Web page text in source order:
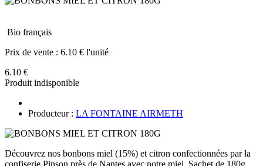
Bio français
Prix de vente : 6.10 € l'unité
6.10 €
Produit indisponible
Producteur : LA FONTAINE AIRMETH
Découvrez nos bonbons miel (15%) et citron confectionnées par la
confiserie Pinson près de Nantes avec notre miel. Sachet de 180g.